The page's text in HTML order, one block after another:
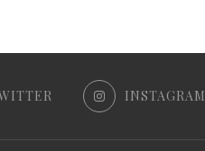
INSTAGRAM